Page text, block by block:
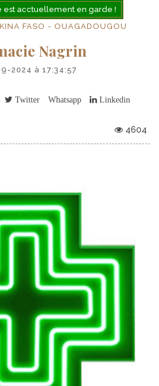
est acctuellement en garde !
FASO - OUAGADOUGOU
Nagrin
2024 à 17:34:57
Twitter Whatsapp
Linkedin
4604